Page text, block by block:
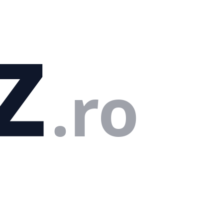
.ro